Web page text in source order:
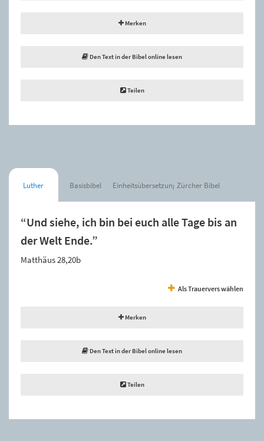
Merken
Den Text in der Bibel online lesen
Teilen
Luther Basisbibel Einheitsübersetzung Zürcher Bibel
“Und siehe, ich bin bei euch alle Tage bis an
der Welt Ende.”
Matthäus 28,20b
Als Trauervers wählen
Merken
Den Text in der Bibel online lesen
Teilen